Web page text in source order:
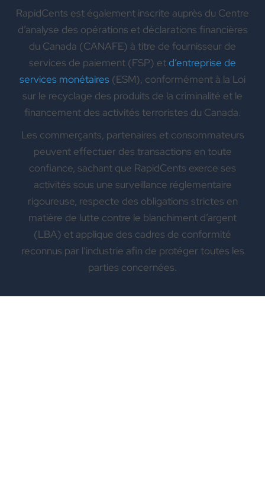
RapidCents est également inscrite auprès du Centre
d’analyse des opérations et déclarations financières
du Canada (CANAFE) à titre de fournisseur de
services de paiement (FSP) etd’entreprise de
services monétaires (ESM), conformément à la Loi
sur le recyclage des produits de la criminalité et le
financement des activités terroristes du Canada.
Les commerçants, partenaires et consommateurs
peuvent effectuer des transactions en toute
confiance, sachant que RapidCents exerce ses
activités sous une surveillance réglementaire
rigoureuse, respecte des obligations strictes en
matière de lutte contre le blanchiment d’argent
(LBA) et applique des cadres de conformité
reconnus par l’industrie afin de protéger toutes les
parties concernées.